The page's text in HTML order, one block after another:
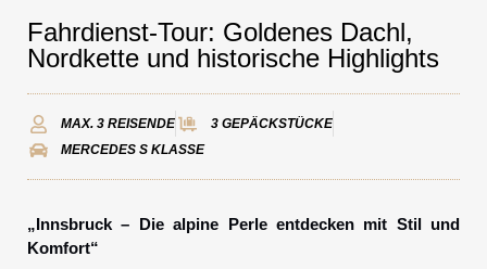
Fahrdienst-Tour: Goldenes Dachl,
Nordkette und historische Highlights
MAX. 3 REISENDE
3 GEPÄCKSTÜCKE
MERCEDES S KLASSE
„Innsbruck – Die alpine Perle entdecken mit Stil und
Komfort“